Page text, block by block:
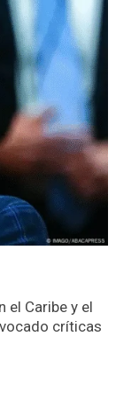
el Caribe y el
críticas